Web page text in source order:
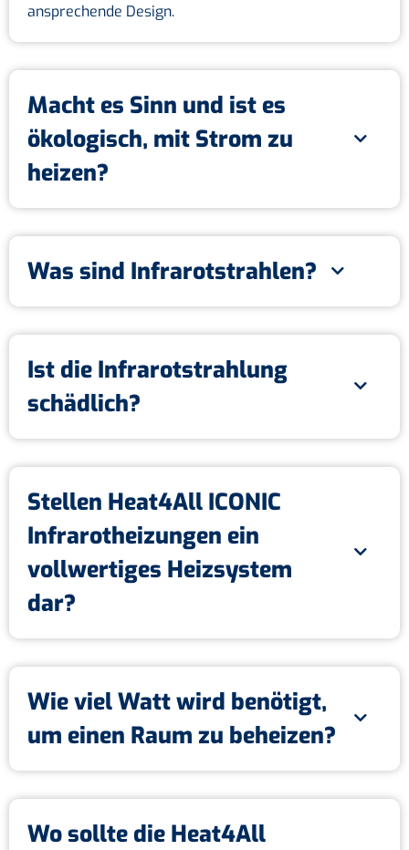
ansprechende Design.
Macht es Sinn und ist es
ökologisch, mit Strom zu
heizen?
Was sind Infrarotstrahlen?
Ist die Infrarotstrahlung
schädlich?
Stellen Heat4All ICONIC
Infrarotheizungen ein
vollwertiges Heizsystem
dar?
Wie viel Watt wird benötigt,
um einen Raum zu beheizen?
Wo sollte die Heat4All